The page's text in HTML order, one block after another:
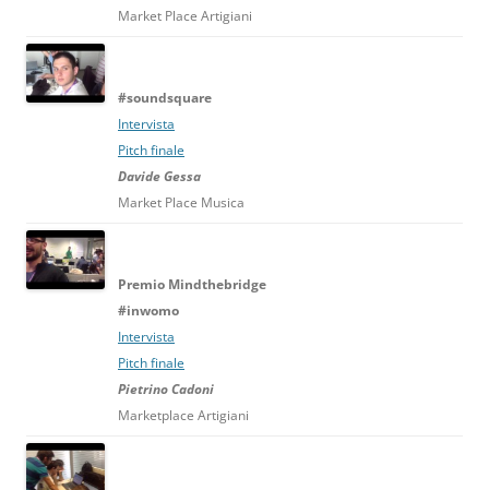
Market Place Artigiani
#soundsquare
Intervista
Pitch finale
Davide Gessa
Market Place Musica
Premio Mindthebridge
#inwomo
Intervista
Pitch finale
Pietrino Cadoni
Marketplace Artigiani